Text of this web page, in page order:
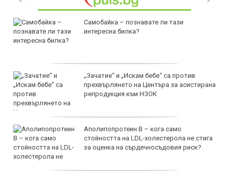
Самобайка – познавате ли тази
интересна билка?
„Зачатие“ и „Искам бебе“ са против
прехвърлянето на Центъра за асистирана
репродукция към НЗОК
Аполипопротеин B – кога само
стойността на LDL-холестерола не стига
за оценка на сърдечносъдовия риск?